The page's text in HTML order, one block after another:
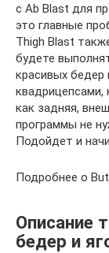
с Ab Blast для
это главные
Thigh Blast
будете
красивых бедер
квадрицепсами,
как задняя,
программы не
Подойдет и
Подробнее о
Описание
бедер и